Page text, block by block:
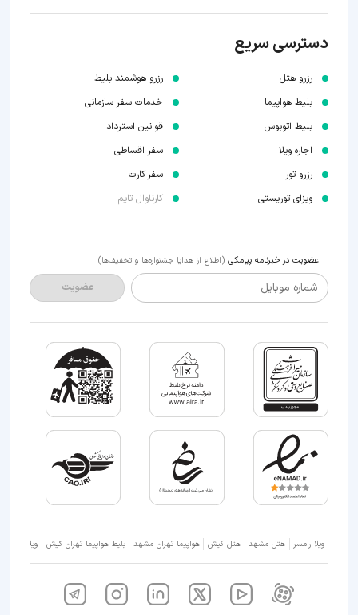
دسترسی سریع
رزرو هتل
بلیط هواپیما
بلیط اتوبوس
اجاره ویلا
رزرو تور
ویزای توریستی
رزرو هوشمند بلیط
خدمات سفر سازمانی
قوانین استرداد
سفر اقساطی
سفر کارت
کارناوال تایم
عضویت در خبرنامه پیامکی (اطلاع از هدایا جشنواره‌ها و تخفیف‌ها)
شماره موبایل عضویت
ویلا رامسر هتل مشهد هتل کیش هواپیما تهران مشهد بلیط هواپیما تهران کیش ویلا شمال